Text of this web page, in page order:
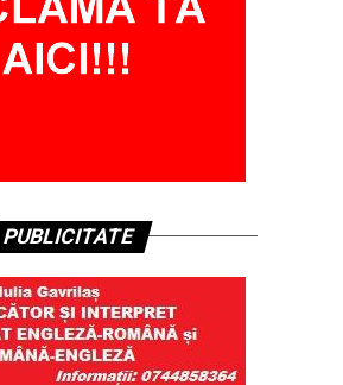
PUBLICITATE